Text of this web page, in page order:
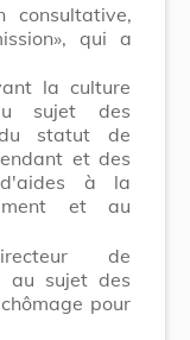
consultative,
qui a
la culture
sujet des
statut de
et des
d'aides à la
et au
de
au sujet des
pour